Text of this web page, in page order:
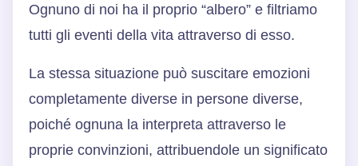
Ognuno di noi ha il proprio “albero” e filtriamo
tutti gli eventi della vita attraverso di esso.
La stessa situazione può suscitare emozioni
completamente diverse in persone diverse,
poiché ognuna la interpreta attraverso le
proprie convinzioni, attribuendole un significato